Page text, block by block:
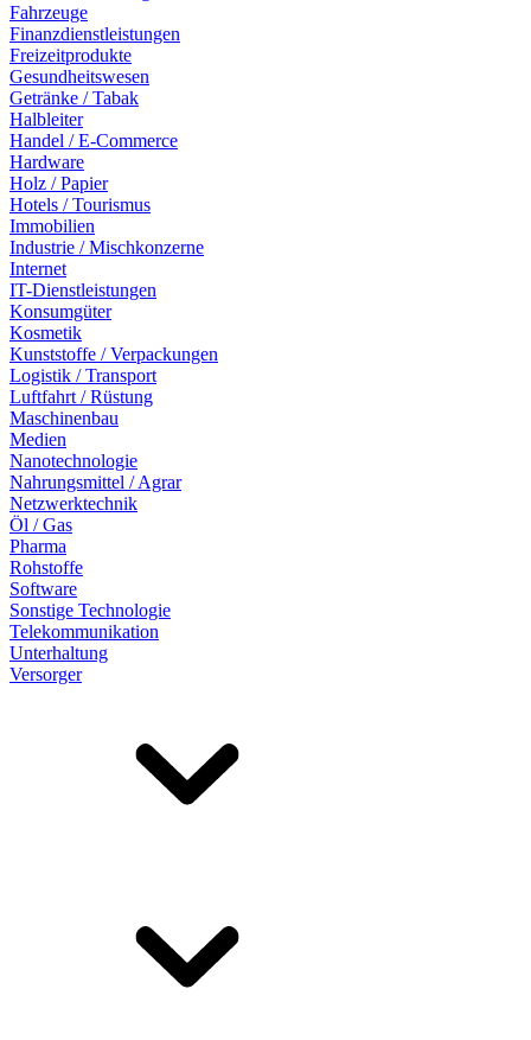
Fahrzeuge
Finanzdienstleistungen
Freizeitprodukte
Gesundheitswesen
Getränke / Tabak
Halbleiter
Handel / E-Commerce
Hardware
Holz / Papier
Hotels / Tourismus
Immobilien
Industrie / Mischkonzerne
Internet
IT-Dienstleistungen
Konsumgüter
Kosmetik
Kunststoffe / Verpackungen
Logistik / Transport
Luftfahrt / Rüstung
Maschinenbau
Medien
Nanotechnologie
Nahrungsmittel / Agrar
Netzwerktechnik
Öl / Gas
Pharma
Rohstoffe
Software
Sonstige Technologie
Telekommunikation
Unterhaltung
Versorger